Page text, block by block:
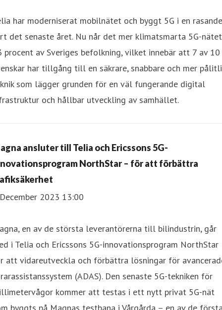
har moderniserat mobilnätet och byggt 5G i en rasande
det senaste året. Nu når det mer klimatsmarta 5G-nätet
procent av Sveriges befolkning, vilket innebär att 7 av 10
har tillgång till en säkrare, snabbare och mer
som lägger grunden för en väl fungerande digital
och hållbar utveckling av samhället.
ansluter till Telia och Ericssons 5G-
NorthStar – för att förbättra
2023 13:00
en av de största leverantörerna till bilindustrin, går
i Telia och Ericssons 5G-innovationsprogram NorthStar
att vidareutveckla och förbättra lösningar för
(ADAS). Den senaste 5G-tekniken för
kommer att testas i ett nytt privat 5G-nät